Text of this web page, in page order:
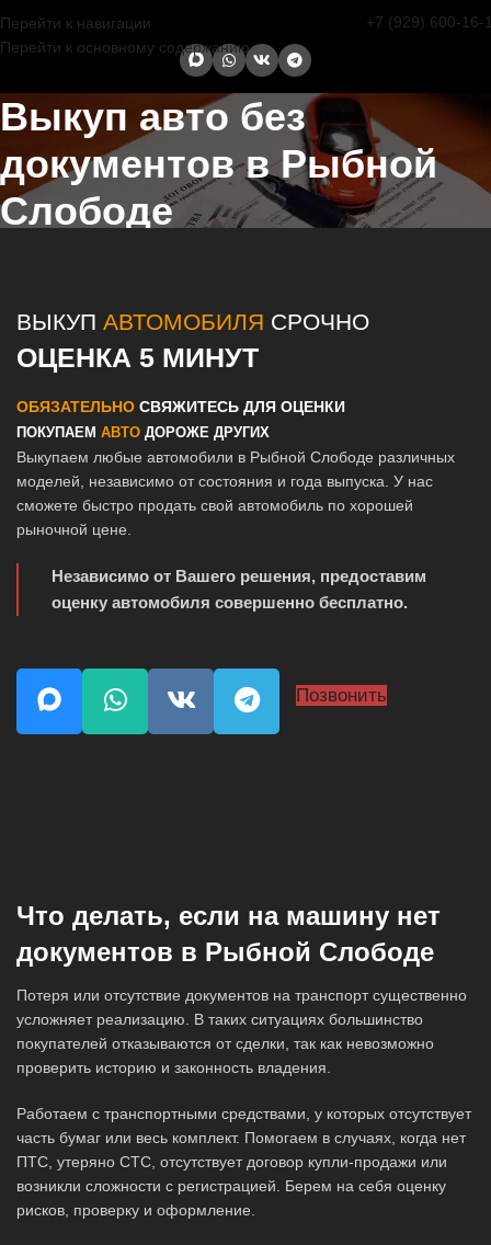
Перейти к навигации
Перейти к основному содержанию
+7 (929) 600-16-
Выкуп авто без
документов в Рыбной
Слободе
ВЫКУП АВТОМОБИЛЯ СРОЧНО
ОЦЕНКА 5 МИНУТ
ОБЯЗАТЕЛЬНО СВЯЖИТЕСЬ ДЛЯ ОЦЕНКИ
ПОКУПАЕМ АВТО ДОРОЖЕ ДРУГИХ
Выкупаем любые автомобили в Рыбной Слободе различных
моделей, независимо от состояния и года выпуска. У нас
сможете быстро продать свой автомобиль по хорошей
рыночной цене.
Независимо от Вашего решения, предоставим
оценку автомобиля совершенно бесплатно.
Позвонить
Что делать, если на машину нет
документов в Рыбной Слободе
Потеря или отсутствие документов на транспорт существенно
усложняет реализацию. В таких ситуациях большинство
покупателей отказываются от сделки, так как невозможно
проверить историю и законность владения.
Работаем с транспортными средствами, у которых отсутствует
часть бумаг или весь комплект. Помогаем в случаях, когда нет
ПТС, утеряно СТС, отсутствует договор купли-продажи или
возникли сложности с регистрацией. Берем на себя оценку
рисков, проверку и оформление.